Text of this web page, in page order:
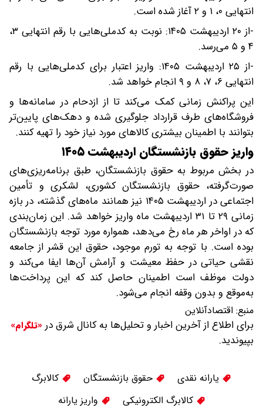
انتهایی ۰، ۱ و ۲ آغاز شده است.
-از ۲۰ اردیبهشت ۱۴۰۵: نوبت به کدملی‌هایی با رقم انتهایی ۳،
۴ و ۵ می‌رسد.
-از ۲۵ اردیبهشت ۱۴۰۵: واریز اعتبار برای کدملی‌هایی با رقم
انتهایی ۶، ۷، ۸ و ۹ انجام خواهد شد.
این پراکنش زمانی کمک می‌کند تا از ازدحام در سامانه‌ها و
فروشگاه‌های طرف قرارداد جلوگیری شده و دهک‌های پایین‌تر
بتوانند با اطمینان بیشتری کالاهای مورد نیاز خود را تهیه کنند.
واریز حقوق بازنشستگان اردیبهشت ۱۴۰۵
در بخش مربوط به حقوق بازنشستگان، طبق برنامه‌ریزی‌های
صورت‌گرفته، حقوق بازنشستگان کشوری، لشکری و تأمین
اجتماعی در اردیبهشت ۱۴۰۵ نیز همانند ماه‌های گذشته، در بازه
زمانی ۲۹ تا ۳۱ اردیبهشت ماه واریز خواهد شد. این زمان‌بندی
که در اواخر هر ماه رخ می‌دهد، همواره مورد توجه بازنشستگان
بوده است. با توجه به تورم موجود، حقوق این قشر از جامعه
نقشی حیاتی در حفظ معیشت و آرامش آن‌ها ایفا می‌کند و
دولت موظف است اطمینان حاصل کند که این پرداخت‌ها
به‌موقع و بدون وقفه انجام می‌شود.
منبع: اقتصادآنلاین
برای اطلاع از آخرین اخبار و تحلیل‌ها به کانال شرق در «تلگرام»
بپیوندید.
یارانه نقدی حقوق بازنشستگان
کالابرگ
کالابرگ الکترونیکی
واریز یارانه